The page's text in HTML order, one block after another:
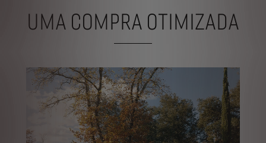
UMA COMPRA OTIMIZADA